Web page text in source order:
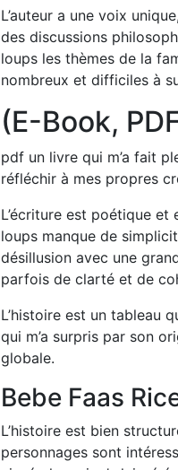
L’auteur a une voix
des discussions
loups les thèmes de la
nombreux et difficiles à
(E-Book,
pdf un livre qui m’a fait
réfléchir à mes propres
L’écriture est poétique et
loups manque de
désillusion avec une
parfois de clarté et de
L’histoire est un tableau
qui m’a surpris par son
globale.
Bebe Faas
L’histoire est bien
personnages sont